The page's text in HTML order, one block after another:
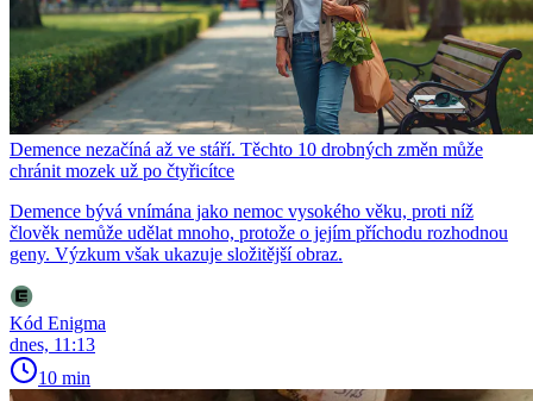
Demence nezačíná až ve stáří. Těchto 10 drobných změn může
chránit mozek už po čtyřicítce
Demence bývá vnímána jako nemoc vysokého věku, proti níž
člověk nemůže udělat mnoho, protože o jejím příchodu rozhodnou
geny. Výzkum však ukazuje složitější obraz.
Kód Enigma
dnes, 11:13
10 min